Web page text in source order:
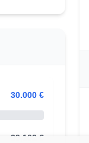
30.000 €
39,102 €